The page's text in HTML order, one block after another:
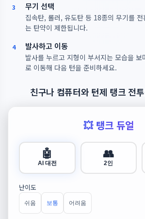
3 무기 선택
집속탄, 롤러, 유도탄 등 18종의 무기를
는 탄약이 제한됩니다.
4 발사하고 이동
발사를 누르고 지형이 부서지는 모습을
로 이동해 다음 턴을 준비하세요.
친구나 컴퓨터와 턴제 탱크 전
💥 탱크 듀얼
🤖
AI 대전
👥
2인
난이도
쉬움 보통 어려움